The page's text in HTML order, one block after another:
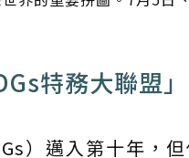
特務大聯盟
）邁入第十年，